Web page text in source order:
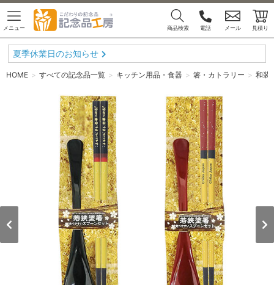
メニュー 商品検索 電話 メール 見積り
夏季休業日のお知らせ
HOME すべての記念品一覧 キッチン用品・食器 箸・カトラリー 和装